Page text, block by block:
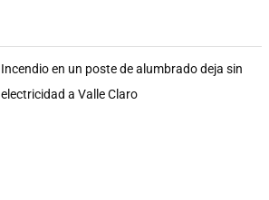
Incendio en un poste de alumbrado deja sin
electricidad a Valle Claro